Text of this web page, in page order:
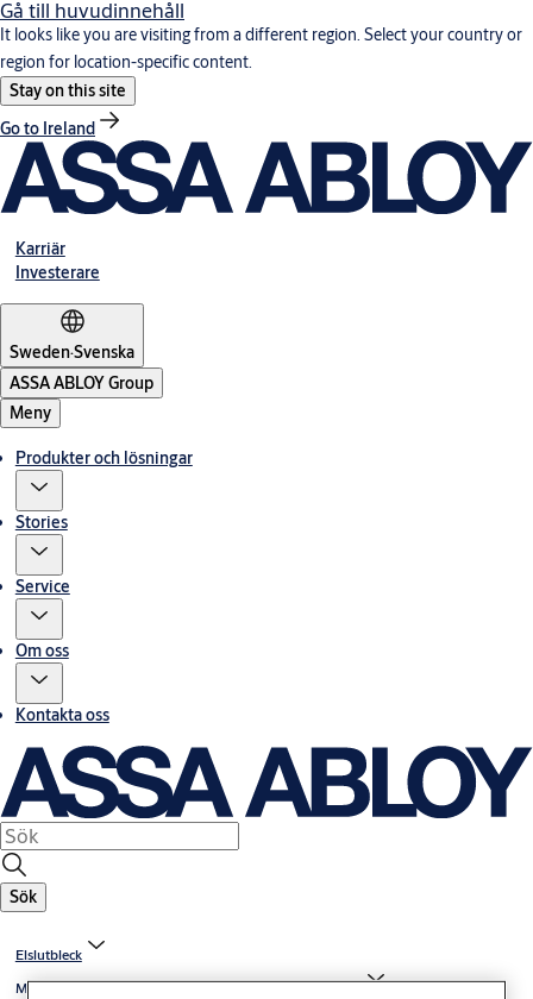
Gå till huvudinnehåll
It looks like you are visiting from a different region. Select your country or
region for location-specific content.
Stay on this site
Go to Ireland
Karriär
Investerare
Sweden·Svenska
ASSA ABLOY Group
Meny
Produkter och lösningar
Stories
Service
Om oss
Kontakta oss
Sök
Elslutbleck
Monteringsstolpar till elslutbleck i 900-serien exkl 992M